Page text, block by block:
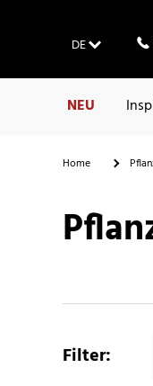
DE
NEU
Home
Filter: